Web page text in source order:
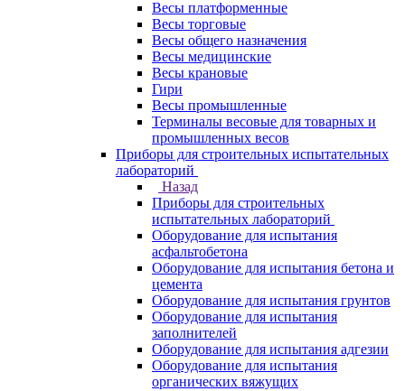
Весы платформенные
Весы торговые
Весы общего назначения
Весы медицинские
Весы крановые
Гири
Весы промышленные
Терминалы весовые для товарных и
промышленных весов
Приборы для строительных испытательных
лабораторий
Назад
Приборы для строительных
испытательных лабораторий
Оборудование для испытания
асфальтобетона
Оборудование для испытания бетона и
цемента
Оборудование для испытания грунтов
Оборудование для испытания
заполнителей
Оборудование для испытания адгезии
Оборудование для испытания
органических вяжущих